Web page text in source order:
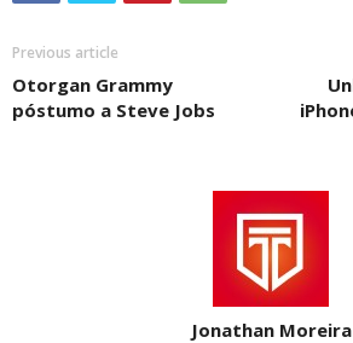
Previous article
Otorgan Grammy
póstumo a Steve Jobs
Jonathan Moreira